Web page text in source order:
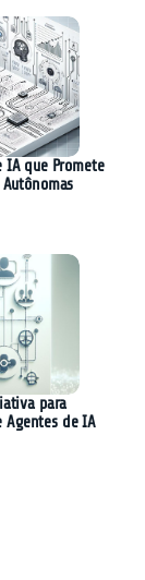
IA que Promete
para
de IA